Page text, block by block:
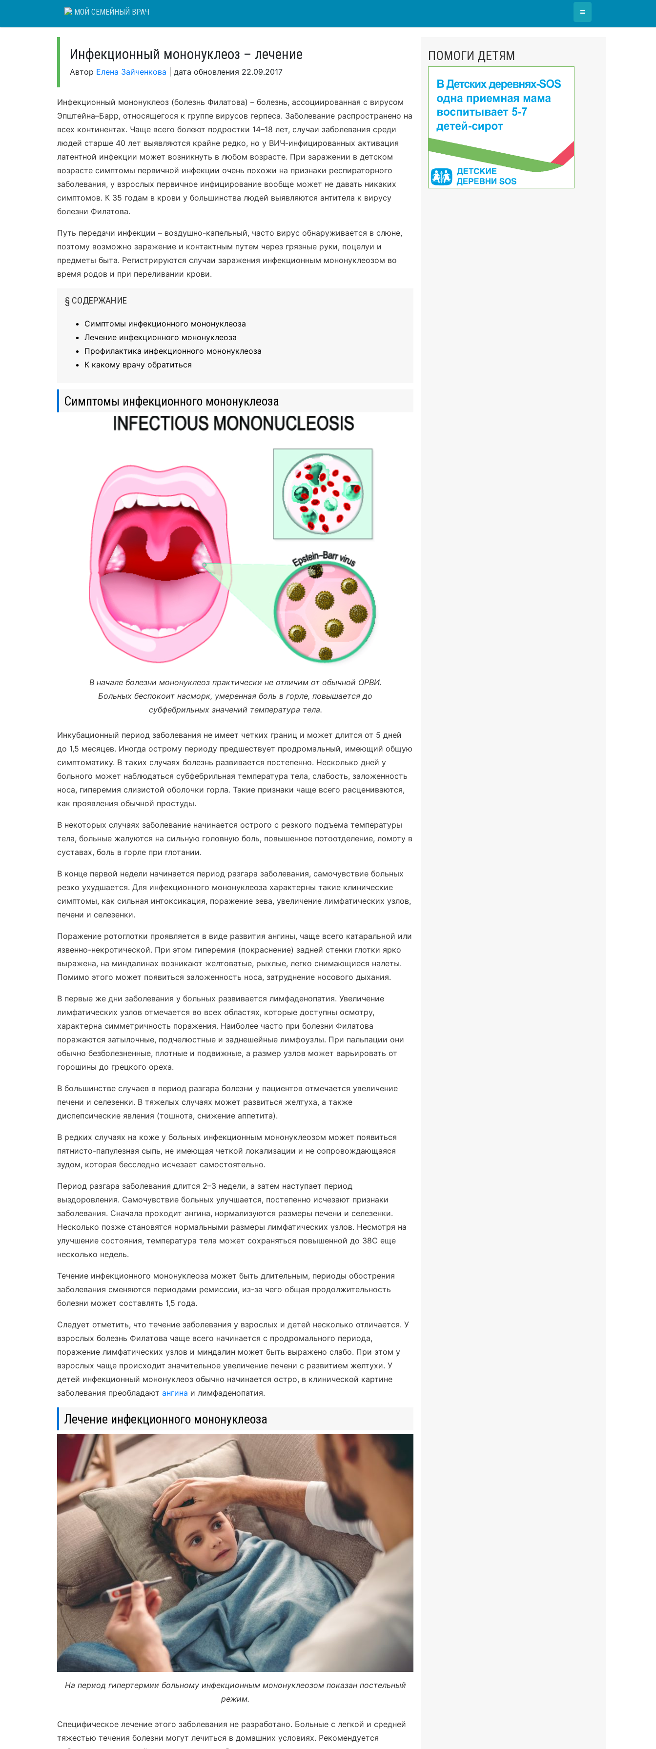
content
МОЙ СЕМЕЙНЫЙ ВРАЧ ≡
Инфекционный мононуклеоз – лечение
Автор Елена Зайченкова дата обновления 22.09.2017
Инфекционный мононуклеоз (болезнь Филатова) – болезнь, ассоциированная с вирусом
Эпштейна–Барр, относящегося к группе вирусов герпеса. Заболевание распространено на
всех континентах. Чаще всего болеют подростки 14–18 лет, случаи заболевания среди
людей старше 40 лет выявляются крайне редко, но у ВИЧ-инфицированных активация
латентной инфекции может возникнуть в любом возрасте. При заражении в детском
возрасте симптомы первичной инфекции очень похожи на признаки респираторного
заболевания, у взрослых первичное инфицирование вообще может не давать никаких
симптомов. К 35 годам в крови у большинства людей выявляются антитела к вирусу
болезни Филатова.
Путь передачи инфекции – воздушно-капельный, часто вирус обнаруживается в слюне,
поэтому возможно заражение и контактным путем через грязные руки, поцелуи и
предметы быта. Регистрируются случаи заражения инфекционным мононуклеозом во
время родов и при переливании крови.
§ СОДЕРЖАНИЕ
Симптомы инфекционного мононуклеоза
Лечение инфекционного мононуклеоза
Профилактика инфекционного мононуклеоза
К какому врачу обратиться
Симптомы инфекционного мононуклеоза
В начале болезни мононуклеоз практически не отличим от обычной ОРВИ.
Больных беспокоит насморк, умеренная боль в горле, повышается до
субфебрильных значений температура тела.
Инкубационный период заболевания не имеет четких границ и может длится от 5 дней
до 1,5 месяцев. Иногда острому периоду предшествует продромальный, имеющий общую
симптоматику. В таких случаях болезнь развивается постепенно. Несколько дней у
больного может наблюдаться субфебрильная температура тела, слабость, заложенность
носа, гиперемия слизистой оболочки горла. Такие признаки чаще всего расцениваются,
как проявления обычной простуды.
В некоторых случаях заболевание начинается острого с резкого подъема температуры
тела, больные жалуются на сильную головную боль, повышенное потоотделение, ломоту в
суставах, боль в горле при глотании.
В конце первой недели начинается период разгара заболевания, самочувствие больных
резко ухудшается. Для инфекционного мононуклеоза характерны такие клинические
симптомы, как сильная интоксикация, поражение зева, увеличение лимфатических узлов,
печени и селезенки.
Поражение ротоглотки проявляется в виде развития ангины, чаще всего катаральной или
язвенно-некротической. При этом гиперемия (покраснение) задней стенки глотки ярко
выражена, на миндалинах возникают желтоватые, рыхлые, легко снимающиеся налеты.
Помимо этого может появиться заложенность носа, затруднение носового дыхания.
В первые же дни заболевания у больных развивается лимфаденопатия. Увеличение
лимфатических узлов отмечается во всех областях, которые доступны осмотру,
характерна симметричность поражения. Наиболее часто при болезни Филатова
поражаются затылочные, подчелюстные и заднешейные лимфоузлы. При пальпации они
обычно безболезненные, плотные и подвижные, а размер узлов может варьировать от
горошины до грецкого ореха.
В большинстве случаев в период разгара болезни у пациентов отмечается увеличение
печени и селезенки. В тяжелых случаях может развиться желтуха, а также
диспепсические явления (тошнота, снижение аппетита).
В редких случаях на коже у больных инфекционным мононуклеозом может появиться
пятнисто-папулезная сыпь, не имеющая четкой локализации и не сопровождающаяся
зудом, которая бесследно исчезает самостоятельно.
Период разгара заболевания длится 2–3 недели, а затем наступает период
выздоровления. Самочувствие больных улучшается, постепенно исчезают признаки
заболевания. Сначала проходит ангина, нормализуются размеры печени и селезенки.
Несколько позже становятся нормальными размеры лимфатических узлов. Несмотря на
улучшение состояния, температура тела может сохраняться повышенной до 38С еще
несколько недель.
Течение инфекционного мононуклеоза может быть длительным, периоды обострения
заболевания сменяются периодами ремиссии, из-за чего общая продолжительность
болезни может составлять 1,5 года.
Следует отметить, что течение заболевания у взрослых и детей несколько отличается. У
взрослых болезнь Филатова чаще всего начинается с продромального периода,
поражение лимфатических узлов и миндалин может быть выражено слабо. При этом у
взрослых чаще происходит значительное увеличение печени с развитием желтухи. У
детей инфекционный мононуклеоз обычно начинается остро, в клинической картине
заболевания преобладают ангина и лимфаденопатия.
Лечение инфекционного мононуклеоза
На период гипертермии больному инфекционным мононуклеозом показан постельный
режим.
Специфическое лечение этого заболевания не разработано. Больные с легкой и средней
тяжестью течения болезни могут лечиться в домашних условиях. Рекомендуется
ПОМОГИ ДЕТЯМ